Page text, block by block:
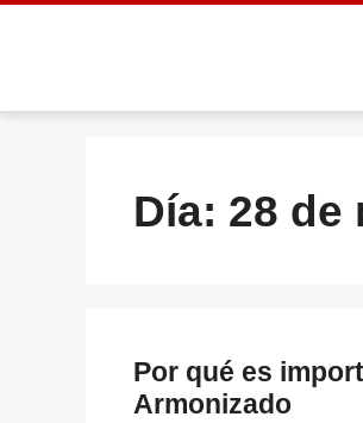
Día: 28 de
Por qué es
Armonizado